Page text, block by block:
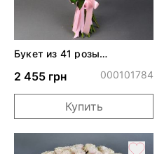
Букет из 41 розы
2 455 грн 000101784
Купить